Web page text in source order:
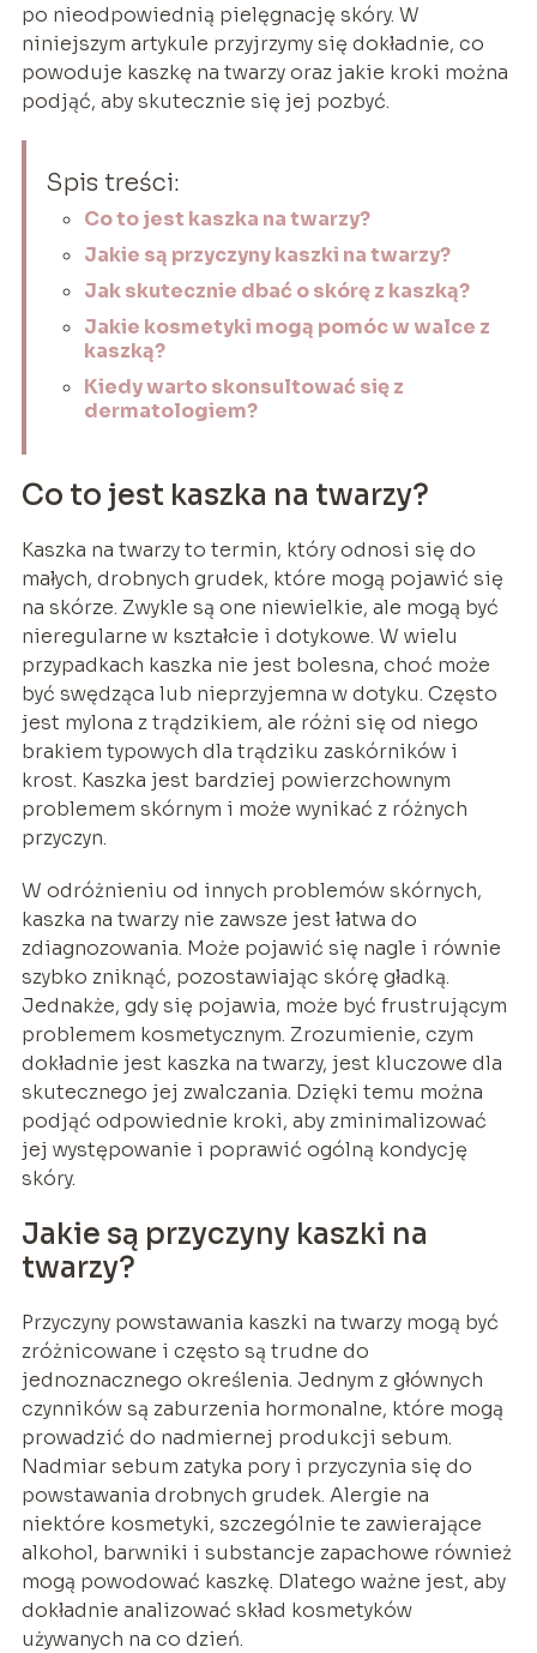
po nieodpowiednią pielęgnację skóry. W
niniejszym artykule przyjrzymy się dokładnie, co
powoduje kaszkę na twarzy oraz jakie kroki można
podjąć, aby skutecznie się jej pozbyć.
Spis treści:
Co to jest kaszka na twarzy?
Jakie są przyczyny kaszki na twarzy?
Jak skutecznie dbać o skórę z kaszką?
Jakie kosmetyki mogą pomóc w walce z
kaszką?
Kiedy warto skonsultować się z
dermatologiem?
Co to jest kaszka na twarzy?
Kaszka na twarzy to termin, który odnosi się do
małych, drobnych grudek, które mogą pojawić się
na skórze. Zwykle są one niewielkie, ale mogą być
nieregularne w kształcie i dotykowe. W wielu
przypadkach kaszka nie jest bolesna, choć może
być swędząca lub nieprzyjemna w dotyku. Często
jest mylona z trądzikiem, ale różni się od niego
brakiem typowych dla trądziku zaskórników i
krost. Kaszka jest bardziej powierzchownym
problemem skórnym i może wynikać z różnych
przyczyn.
W odróżnieniu od innych problemów skórnych,
kaszka na twarzy nie zawsze jest łatwa do
zdiagnozowania. Może pojawić się nagle i równie
szybko zniknąć, pozostawiając skórę gładką.
Jednakże, gdy się pojawia, może być frustrującym
problemem kosmetycznym. Zrozumienie, czym
dokładnie jest kaszka na twarzy, jest kluczowe dla
skutecznego jej zwalczania. Dzięki temu można
podjąć odpowiednie kroki, aby zminimalizować
jej występowanie i poprawić ogólną kondycję
skóry.
Jakie są przyczyny kaszki na
twarzy?
Przyczyny powstawania kaszki na twarzy mogą być
zróżnicowane i często są trudne do
jednoznacznego określenia. Jednym z głównych
czynników są zaburzenia hormonalne, które mogą
prowadzić do nadmiernej produkcji sebum.
Nadmiar sebum zatyka pory i przyczynia się do
powstawania drobnych grudek. Alergie na
niektóre kosmetyki, szczególnie te zawierające
alkohol, barwniki i substancje zapachowe również
mogą powodować kaszkę. Dlatego ważne jest, aby
dokładnie analizować skład kosmetyków
używanych na co dzień.